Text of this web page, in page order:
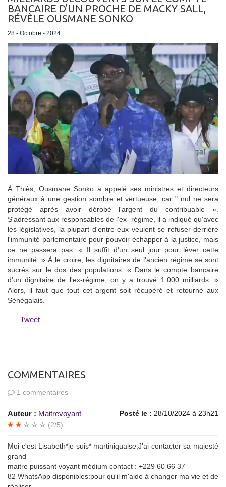
BANCAIRE D'UN PROCHE DE MACKY SALL,
RÉVÈLE OUSMANE SONKO
28 - Octobre - 2024
À Thiès, Ousmane Sonko a appelé ses ministres et directeurs
généraux à une gestion sombre et vertueuse, car " nul ne sera
protégé après avoir dérobé l'argent du contribuable ».
S'adressant aux responsables de l'ex- régime, il a indiqué qu'avec
les législatives, la plupart d'entre eux veulent se refuser derrière
l'immunité parlementaire pour pouvoir échapper à la justice, mais
ce ne passera pas. « Il suffit d'un seul jour pour lèver cette
immunité. » À le croire, les dignitaires de l'ancien régime se sont
sucrés sur le dos des populations. « Dans le compte bancaire
d'un dignitaire de l'ex-régime, on y a trouvé 1.000 milliards. »
Alors, il faut que tout cet argent soit récupéré et retourné aux
Sénégalais.
Tweet
COMMENTAIRES
1 commentaires
Auteur : Maitrevoyant Posté le : 28/10/2024 à 23h21
(2/5)
Moi c'est Lisabeth*je suis* martiniquaise,J'ai contacter sa majesté
grand
maitre puissant voyant médium contact : +229 60 66 37
82 WhatsApp disponibles:pour qu'il m'aide à changer ma vie et de